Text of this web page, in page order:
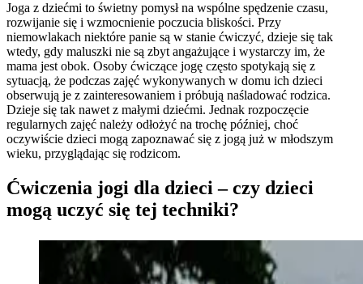
Joga z dziećmi to świetny pomysł na wspólne spędzenie czasu,
rozwijanie się i wzmocnienie poczucia bliskości. Przy
niemowlakach niektóre panie są w stanie ćwiczyć, dzieje się tak
wtedy, gdy maluszki nie są zbyt angażujące i wystarczy im, że
mama jest obok. Osoby ćwiczące jogę często spotykają się z
sytuacją, że podczas zajęć wykonywanych w domu ich dzieci
obserwują je z zainteresowaniem i próbują naśladować rodzica.
Dzieje się tak nawet z małymi dziećmi. Jednak rozpoczęcie
regularnych zajęć należy odłożyć na trochę później, choć
oczywiście dzieci mogą zapoznawać się z jogą już w młodszym
wieku, przyglądając się rodzicom.
Ćwiczenia jogi dla dzieci – czy dzieci
mogą uczyć się tej techniki?